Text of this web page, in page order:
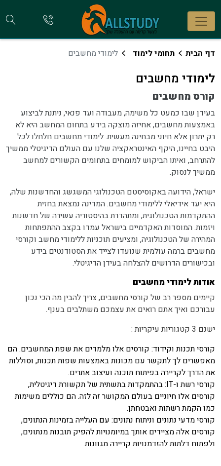
להתקשר
דף הבית תחומי לימוד לימודי מחשבים
לימודי מחשבים
קורס מחשבים
בעידן שבו כמעט כל משימה, מעבודה ועד פנאי, ניתנת לביצוע
באמצעות מחשבים, אחיזה מוצקה בידע בתחום המחשב היא לא
רק יתרון אלא חיוני מבחינה מעשית. לימודי מחשבים חלחלו לכל
היבט בחיינו, היקף האינטראקציה שלנו עם העולם הדיגיטלי ממשיך
להתרחב, ואיתו הביקוש למומחים בתחומים הקשורים למחשב
ממשיך לנסוק.
ישראל, הידועה באקוסיסטם הטכנולוגי המשגשג והחדשנות שלה,
היא יעד אידיאלי ללימודי מחשבים. המדינה נמצאת בחזית
ההתקדמות הטכנולוגית, ומתהדרת בהיסטוריה עשירה של חדשנות
ויזמות. המוסדות האקדמיים בישראל עמדו בקצב ההתפתחות
המהירה של הטכנולוגיה, ומציעים תוכניות ללימודי מחשב וקורסי
מחשבים ברמה עולמית שנועדו לצייד את הסטודנטים בידע
ובכישורים הדרושים להצלחה בעידן הדיגיטלי.
אודות לימודי מחשבים
קיימים מספר רב של קורסי מחשבים, צריך להבין מה הכי נכון
עבורכם ואיך אתם רואים את עצמכם משתלבים בענף.
ישנם 3 קטגוריות עיקריות :
קורסי תכנות וקידוד: קורסים אלו מלמדים את שפת המחשבים. הם
מאפשרים לך לתקשר עם מכונות באמצעות שפות תכנות, וסוללות
את הדרך לקריירה בפיתוח תוכנה ועיצוב אתרים.
קורסי רשת ו-IT: בהתמקדות בתשתית של תקשורת דיגיטלית,
קורסים אלו חיוניים בעולם המקושר זה לזה. הם כוללים משימות
כמו הקמת רשתות ואבטחתן.
קורסי מדעי נתונים וניתוח נתונים: עם העלייה בזמינות הנתונים,
קורסים אלה מציידים אותך במיומנויות להפיק תובנות מנתונים,
ולפתוח דלתות להזדמנויות קריירה מגוונות.